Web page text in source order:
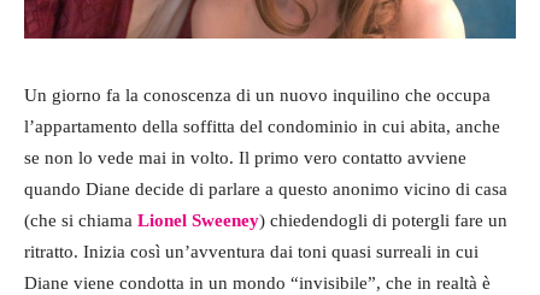
Un giorno fa la conoscenza di un nuovo inquilino che occupa
l’appartamento della soffitta del condominio in cui abita, anche
se non lo vede mai in volto. Il primo vero contatto avviene
quando Diane decide di parlare a questo anonimo vicino di casa
(che si chiama Lionel Sweeney) chiedendogli di potergli fare un
ritratto. Inizia così un’avventura dai toni quasi surreali in cui
Diane viene condotta in un mondo “invisibile”, che in realtà è